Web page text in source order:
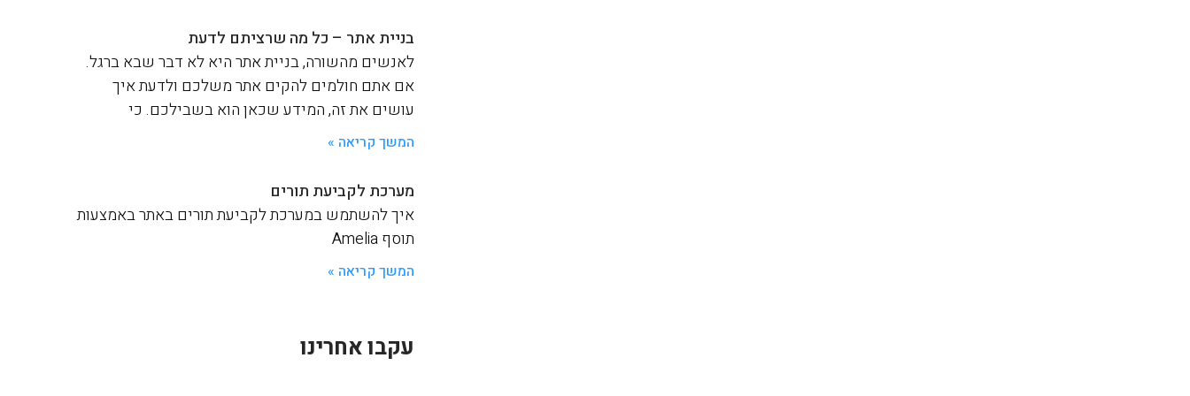
בניית אתר – כל מה שרציתם לדעת
לאנשים מהשורה, בניית אתר היא לא דבר שבא ברגל.
אם אתם חולמים להקים אתר משלכם ולדעת איך
עושים את זה, המידע שכאן הוא בשבילכם. כי
המשך קריאה »
מערכת לקביעת תורים
איך להשתמש במערכת לקביעת תורים באתר באמצעות
תוסף Amelia
המשך קריאה »
עקבו אחרינו